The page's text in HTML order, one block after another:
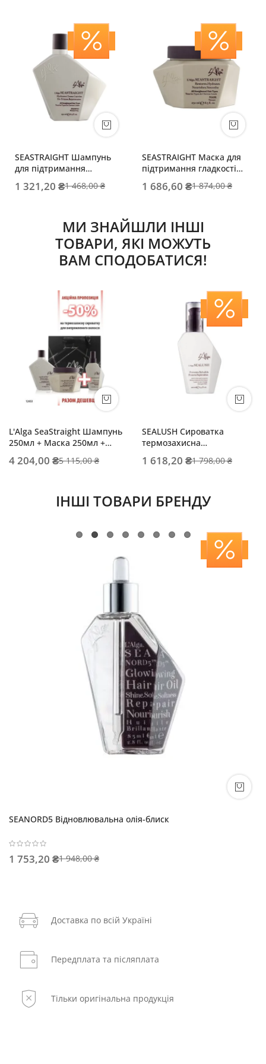
SEASTRAIGHT Шампунь
для підтримання
волосся
1 321,20 ₴1 468,00 ₴
SEASTRAIGHT Маска для
підтримання гладкості
1 686,60 ₴1 874,00 ₴
МИ ЗНАЙШЛИ ІНШІ
ТОВАРИ, ЯКІ МОЖУТЬ
ВАМ СПОДОБАТИСЯ!
L'Alga SeaStraight Шампунь
250мл + Маска 250мл +
100мл
4 204,00 ₴5 115,00 ₴
SEALUSH Сироватка
термозахисна
1 618,20 ₴1 798,00 ₴
ІНШІ ТОВАРИ БРЕНДУ
SEANORD5 Відновлювальна олія-блиск
1 753,20 ₴1 948,00 ₴
Доставка по всій Україні
Передплата та післяплата
Тільки оригінальна продукція